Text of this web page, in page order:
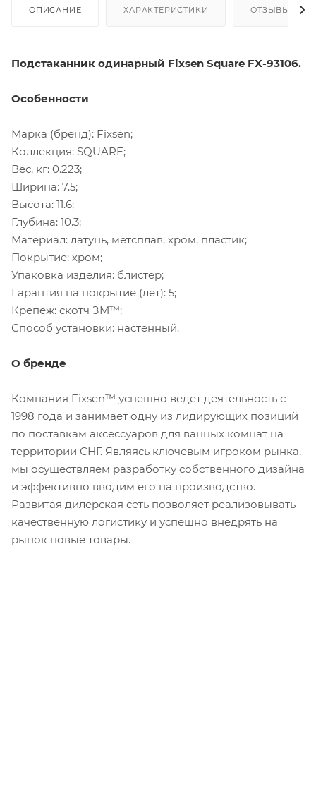
ОПИСАНИЕ ХАРАКТЕРИСТИКИ ОТЗЫВЫ
Подстаканник одинарный Fixsen Square FX-93106.
Особенности
Марка (бренд): Fixsen;
Коллекция: SQUARE;
Вес, кг: 0.223;
Ширина: 7.5;
Высота: 11.6;
Глубина: 10.3;
Материал: латунь, метсплав, хром, пластик;
Покрытие: хром;
Упаковка изделия: блистер;
Гарантия на покрытие (лет): 5;
Крепеж: скотч ЗМ™;
Способ установки: настенный.
О бренде
Компания Fixsen™ успешно ведет деятельность с
1998 года и занимает одну из лидирующих позиций
по поставкам аксессуаров для ванных комнат на
территории СНГ. Являясь ключевым игроком рынка,
мы осуществляем разработку собственного дизайна
и эффективно вводим его на производство.
Развитая дилерская сеть позволяет реализовывать
качественную логистику и успешно внедрять на
рынок новые товары.